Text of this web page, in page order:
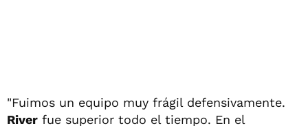
"Fuimos un equipo muy frágil defensivamente.
River fue superior todo el tiempo. En el